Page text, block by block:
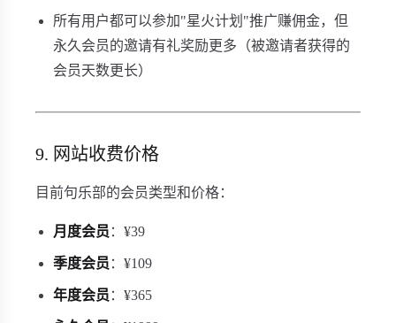
所有用户都可以参加"星火计划"推广赚佣金，但
永久会员的邀请有礼奖励更多（被邀请者获得的
会员天数更长）
9. 网站收费价格
目前句乐部的会员类型和价格：
月度会员 ：¥39
季度会员 ：¥109
年度会员 ：¥365